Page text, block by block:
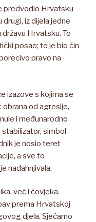
predvodio Hrvatsku
iz dijela jedne
Hrvatsku. To
posao; to je bio čin
pravo na
izazove s kojima se
od agresije,
i međunarodno
stabilizator, simbol
je nosio teret
a sve to
nadahnjivala.
već i čovjeka.
prema Hrvatskoj
djela. Sjećamo